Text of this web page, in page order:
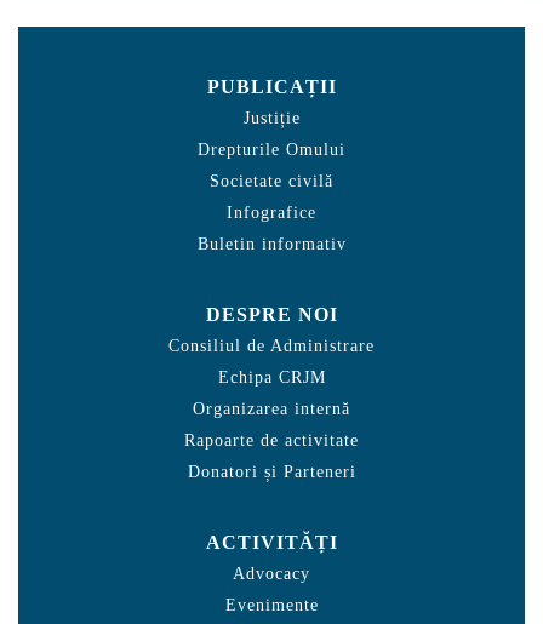
PUBLICAȚII
Justiție
Drepturile Omului
Societate civilă
Infografice
Buletin informativ
DESPRE NOI
Consiliul de Administrare
Echipa CRJM
Organizarea internă
Rapoarte de activitate
Donatori și Parteneri
ACTIVITĂȚI
Advocacy
Evenimente